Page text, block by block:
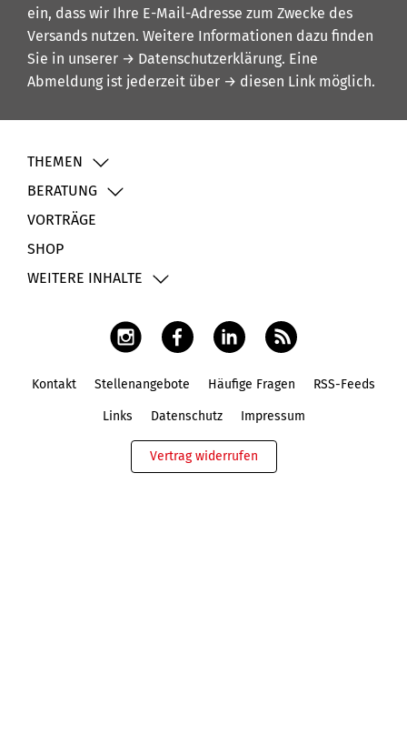
ein, dass wir Ihre E-Mail-Adresse zum Zwecke des
Versands nutzen. Weitere Informationen dazu finden
Sie in unserer → Datenschutzerklärung. Eine
Abmeldung ist jederzeit über → diesen Link möglich.
THEMEN
BERATUNG
VORTRÄGE
SHOP
WEITERE INHALTE
Kontakt Stellenangebote Häufige Fragen RSS-Feeds
Links Datenschutz Impressum
Vertrag widerrufen